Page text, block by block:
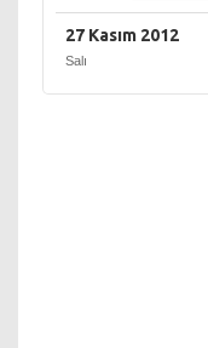
27 Kasım 2012
Salı